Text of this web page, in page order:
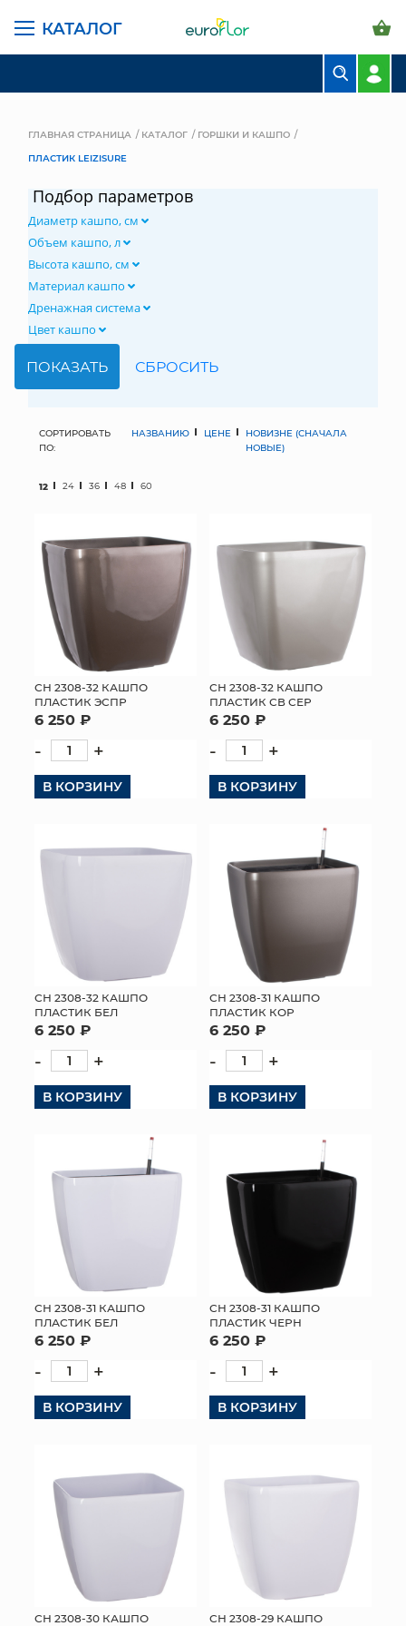
КАТАЛОГ
СВАДЕБНАЯ ФЛОРИСТИКА
МЯГКИЕ ИГРУШКИ
СУНДУКИ
ИСКУССТВЕННЫЕ ЦВЕТЫ
ПАКЕТЫ И СУМКИ
ТОРГОВЫЙ ЦЕНТР
ОПТОВЫМ КЛИЕНТАМ
ДОСТАВКА И ОПЛАТА
ГЛАВНАЯ СТРАНИЦА КАТАЛОГ
ГОРШКИ И КАШПО
ПЛАСТИК LEIZISURE
Подбор параметров
Диаметр кашпо, см
Объем кашпо, л
Высота кашпо, см
Материал кашпо
Дренажная система
Цвет кашпо
СОРТИРОВАТЬ
ПО:
НАЗВАНИЮ ЦЕНЕ
НОВИЗНЕ (СНАЧАЛА
НОВЫЕ)
12 24 36 48 60
СН 2308-32 КАШПО
ПЛАСТИК ЭСПР
6 250 ₽
- +
В КОРЗИНУ
СН 2308-32 КАШПО
ПЛАСТИК СВ СЕР
6 250 ₽
- +
В КОРЗИНУ
СН 2308-32 КАШПО
ПЛАСТИК БЕЛ
6 250 ₽
- +
В КОРЗИНУ
СН 2308-31 КАШПО
ПЛАСТИК КОР
6 250 ₽
- +
В КОРЗИНУ
СН 2308-31 КАШПО
ПЛАСТИК БЕЛ
6 250 ₽
- +
В КОРЗИНУ
СН 2308-31 КАШПО
ПЛАСТИК ЧЕРН
6 250 ₽
- +
В КОРЗИНУ
СН 2308-30 КАШПО
СН 2308-29 КАШПО